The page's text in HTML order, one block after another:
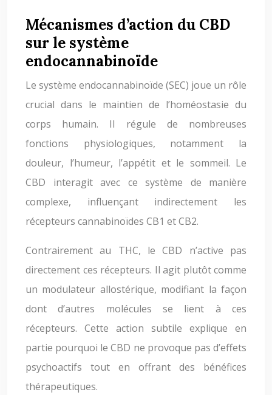
Mécanismes d’action du CBD
sur le système
endocannabinoïde
Le système endocannabinoïde (SEC) joue un rôle
crucial dans le maintien de l’homéostasie du
corps humain. Il régule de nombreuses
fonctions physiologiques, notamment la
douleur, l’humeur, l’appétit et le sommeil. Le
CBD interagit avec ce système de manière
complexe, influençant indirectement les
récepteurs cannabinoïdes CB1 et CB2.
Contrairement au THC, le CBD n’active pas
directement ces récepteurs. Il agit plutôt comme
un modulateur allostérique, modifiant la façon
dont d’autres molécules se lient à ces
récepteurs. Cette action subtile explique en
partie pourquoi le CBD ne provoque pas d’effets
psychoactifs tout en offrant des bénéfices
thérapeutiques.